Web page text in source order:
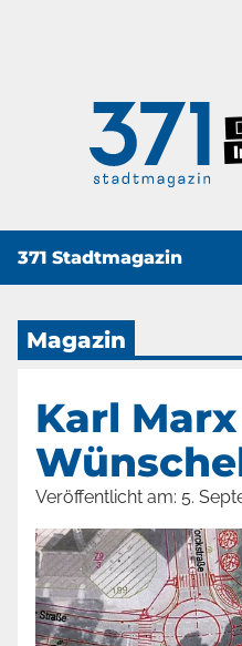
371 Stadtmagazin
Magazin
Karl
Veröffentlicht am: 5.